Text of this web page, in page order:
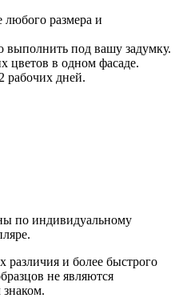
размера и
выполнить под вашу задумку.
цветов в одном фасаде.
рабочих дней.
по индивидуальному
и более быстрого
не являются